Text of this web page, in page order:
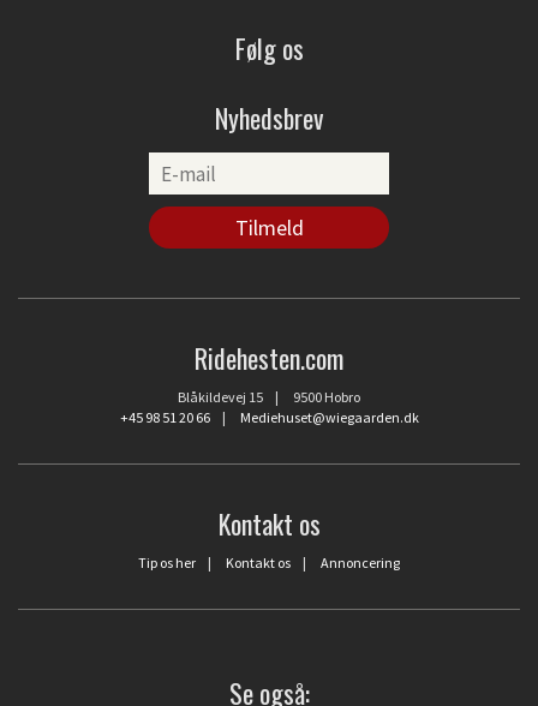
Følg os
Nyhedsbrev
Ridehesten.com
Blåkildevej 15 | 9500 Hobro
+45 98 51 20 66| Mediehuset@wiegaarden.dk
Kontakt os
Tip os her | Kontakt os | Annoncering
Se også: